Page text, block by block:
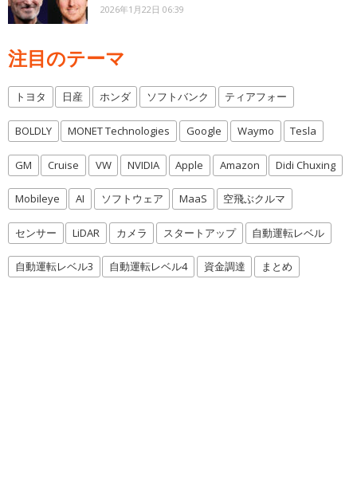
2026年1月22日 06:39
注目のテーマ
トヨタ 日産 ホンダ ソフトバンク ティアフォー
BOLDLY MONET Technologies Google Waymo Tesla
GM Cruise VW NVIDIA Apple Amazon Didi Chuxing
Mobileye AI ソフトウェア MaaS 空飛ぶクルマ
センサー LiDAR カメラ スタートアップ 自動運転レベル
自動運転レベル3 自動運転レベル4 資金調達 まとめ